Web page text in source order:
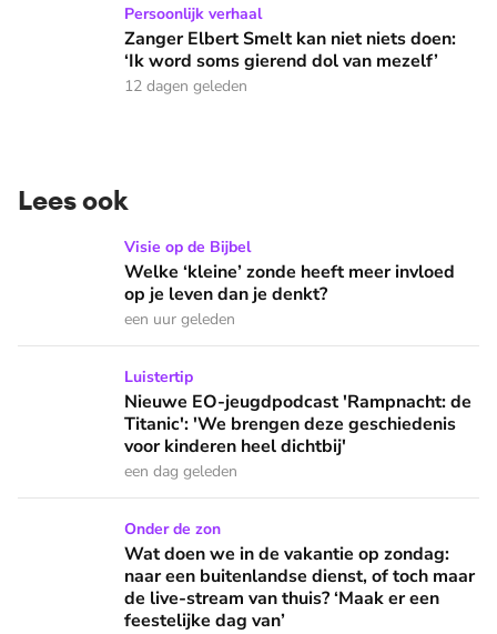
Zanger Elbert Smelt kan niet niets doen: ‘Ik word soms
Persoonlijk verhaal
Zanger Elbert Smelt kan niet niets doen:
‘Ik word soms gierend dol van mezelf’
12 dagen geleden
Lees ook
Welke ‘kleine’ zonde heeft meer invloed op je leven dan je
Visie op de Bijbel
Welke ‘kleine’ zonde heeft meer invloed
op je leven dan je denkt?
een uur geleden
Nieuwe EO-jeugdpodcast 'Rampnacht: de Titanic': 'We
Luistertip
Nieuwe EO-jeugdpodcast 'Rampnacht: de
Titanic': 'We brengen deze geschiedenis
voor kinderen heel dichtbij'
een dag geleden
Wat doen we in de vakantie op zondag: naar een
Onder de zon
Wat doen we in de vakantie op zondag:
naar een buitenlandse dienst, of toch maar
de live-stream van thuis? ‘Maak er een
feestelijke dag van’